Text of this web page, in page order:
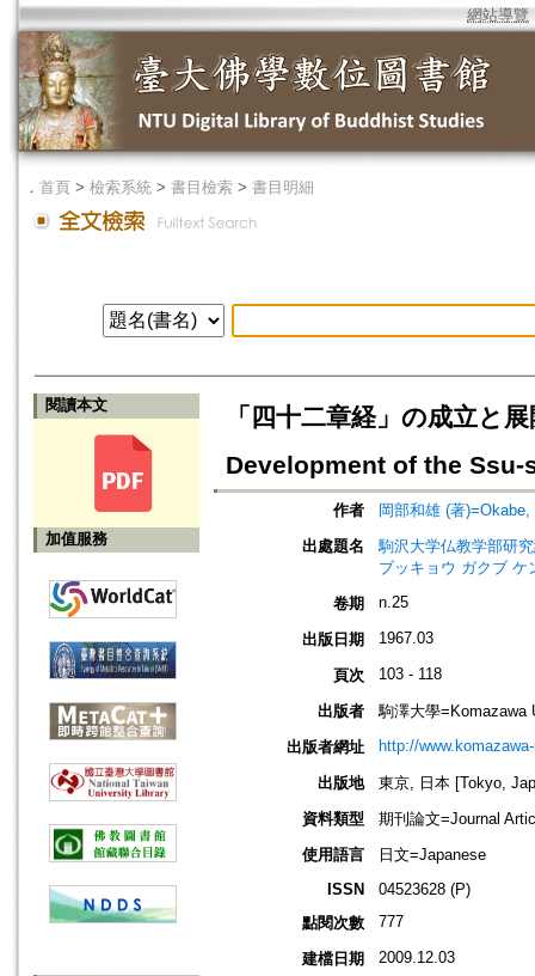
網站導覽
． 首頁 > 檢索系統 > 書目檢索 > 書目明細
閱讀本文
加值服務
「四十二章経」の成立と
Development of the
作者
岡部和雄 (著
出處題名
駒沢大学仏教学部研
ブッキョウ ガクブ ケ
卷期
n.25
出版日期 1967.03
頁次 103 - 118
出版者
駒澤大學=Komazawa
出版者網址
http://
出版地
東京, 日本 [Tokyo,
資料類型
期刊論文=Journal
使用語言
日文=Japanese
ISSN
04523628 (P)
點閱次數
777
建檔日期 2009.12.03